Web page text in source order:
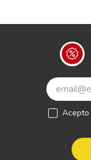
Acepto